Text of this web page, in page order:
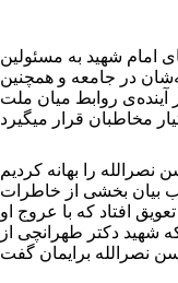
امام شهید به مسئولین
در جامعه و همچنین
آینده‌ی روابط میان ملت
سیّدحسن نصرالله را بهانه کردیم
بیان بخشی از خاطرات
افتاد که با عروج او
که شهید دکتر طهرانچی از